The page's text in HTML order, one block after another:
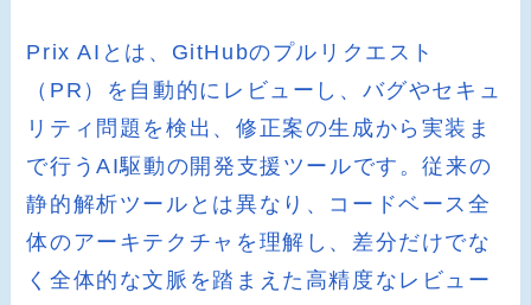
Prix AIとは、GitHubのプルリクエスト
（PR）を自動的にレビューし、バグやセキュ
リティ問題を検出、修正案の生成から実装ま
で行うAI駆動の開発支援ツールです。従来の
静的解析ツールとは異なり、コードベース全
体のアーキテクチャを理解し、差分だけでな
く全体的な文脈を踏まえた高精度なレビュー